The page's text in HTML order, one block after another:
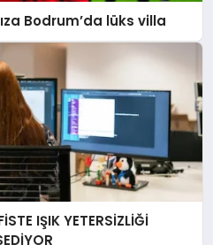
Bodrum’da lüks villa
IŞIK YETERSİZLİĞİ